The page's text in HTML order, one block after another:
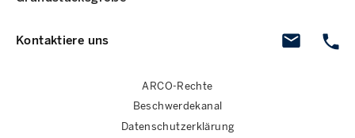
Kontaktiere uns
ARCO-Rechte
Beschwerdekanal
Datenschutzerklärung